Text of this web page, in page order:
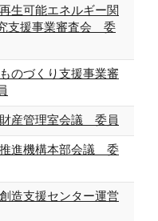
生可能エネルギー関
支援事業審査会 委
のづくり支援事業審
産管理室会議 委員
進機構本部会議 委
造支援センター運営